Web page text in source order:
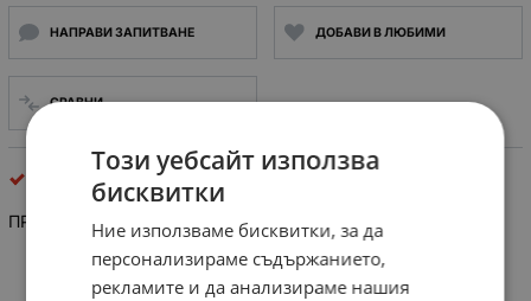
НАПРАВИ ЗАПИТВАНЕ ДОБАВИ В ЛЮБИМИ
СРАВНИ
керамични, полимерни
ПРЕДПАЗИТЕЛ КЪС КЕРАМИЧЕН
Този уебсайт използва
бисквитки
Ние използваме бисквитки, за да
персонализираме съдържанието,
рекламите и да анализираме нашия